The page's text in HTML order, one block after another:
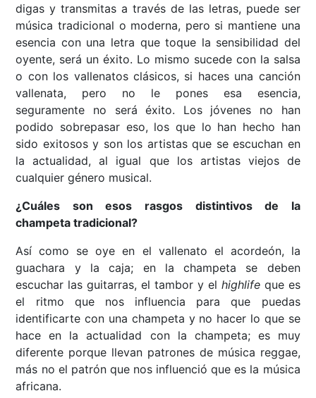
digas y transmitas a través de las letras, puede ser
música tradicional o moderna, pero si mantiene una
esencia con una letra que toque la sensibilidad del
oyente, será un éxito. Lo mismo sucede con la salsa
o con los vallenatos clásicos, si haces una canción
vallenata, pero no le pones esa esencia,
seguramente no será éxito. Los jóvenes no han
podido sobrepasar eso, los que lo han hecho han
sido exitosos y son los artistas que se escuchan en
la actualidad, al igual que los artistas viejos de
cualquier género musical.
¿Cuáles son esos rasgos distintivos de la
champeta tradicional?
Así como se oye en el vallenato el acordeón, la
guachara y la caja; en la champeta se deben
escuchar las guitarras, el tambor y el highlifeque es
el ritmo que nos influencia para que puedas
identificarte con una champeta y no hacer lo que se
hace en la actualidad con la champeta; es muy
diferente porque llevan patrones de música reggae,
más no el patrón que nos influenció que es la música
africana.